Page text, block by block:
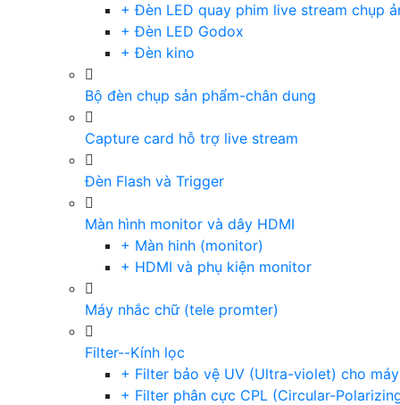
+ Đèn LED quay phim live stream chụp
+ Đèn LED Godox
+ Đèn kino
Bộ đèn chụp sản phẩm-chân dung
Capture card hỗ trợ live stream
Đèn Flash và Trigger
Màn hình monitor và dây HDMI
+ Màn hinh (monitor)
+ HDMI và phụ kiện monitor
Máy nhắc chữ (tele promter)
Filter--Kính lọc
+ Filter bảo vệ UV (Ultra-violet) cho
+ Filter phân cực CPL (Circular-